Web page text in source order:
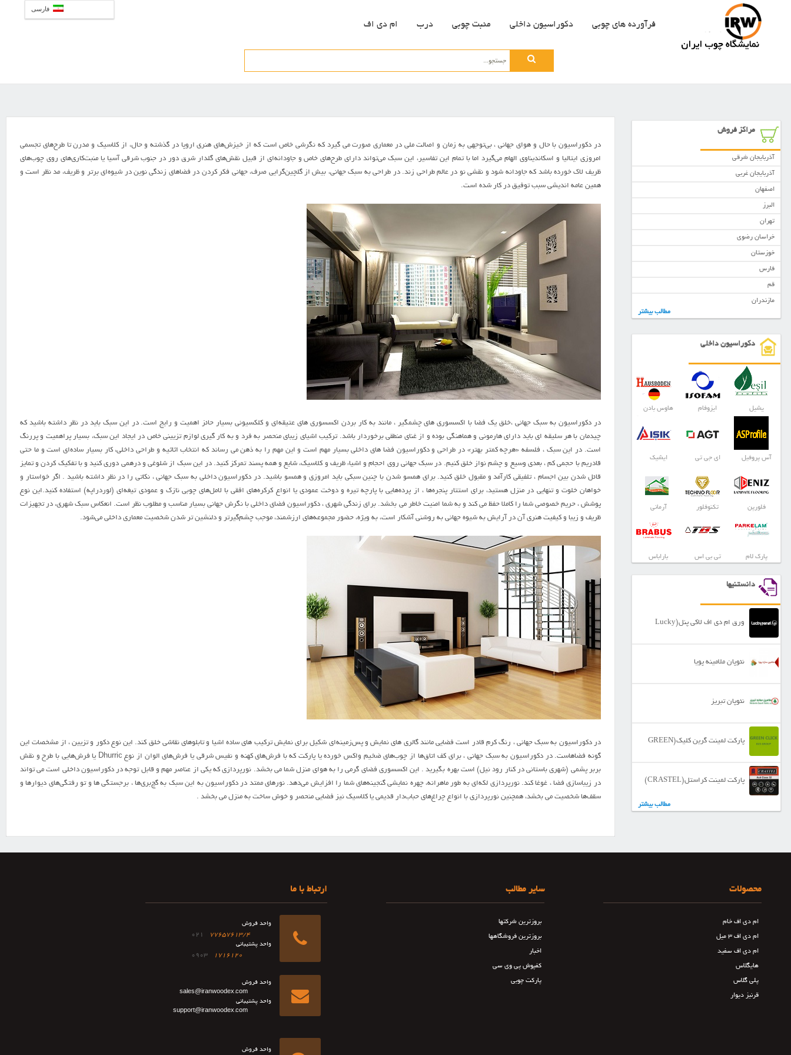
فارسی
فرآورده های چوبی دکوراسیون داخلی منبت چوبی درب ام دی اف
در دکوراسیون با حال و هوای جهانی ، بی‌توجهی به زمان و اصالت ملی در معماری صورت می گیرد که نگرشی خاص است که از خیزش‌های هنری اروپا در گذشته و حال، از کلاسیک و مدرن تا طرح‌های تجسمی
امروزی ایتالیا و اسکاندیناوی الهام می‌گیرد اما با تمام این تفاسیر، این سبک می‌تواند دارای طرح‌های خاص و جاودانه‌ای از قبیل نقش‌های گلدار شرق دور در جنوب شرقی آسیا یا منبت‌کاری‌های روی چوب‌های
ظریف لاک خورده باشد که جاودانه شود و نقشی نو در عالم طراحی زند. در طراحی به سبک جهانی، بیش از گلچین‌گرایی صرف، جهانی فکر کردن در فضاهای زندگی نوین در شیوه‌ای برتر و ظریف، مد نظر است و
همین عامه اندیشی سبب توفیق در کار شده است.
در دکوراسیون به سبک جهانی ،خلق یک فضا با اکسسوری های چشمگیر ، مانند به کار بردن اکسسوری های عتیقه‌ای و کلکسیونی بسیار حائز اهمیت و رایج است. در این سبک باید در نظر داشته باشید که
چیدمان با هر سلیقه ای باید دارای هارمونی و هماهنگی بوده و از غنای منطقی برخوردار باشد. ترکیب اشیای زیبای منحصر به فرد و به کار گیری لوازم تزیینی خاص در ایجاد این سبک، بسیار پراهمیت و پررنگ
است. در این سبک ، فلسفه «هرچه کمتر بهتر» در طراحی و دکوراسیون فضا های داخلی بسیار مهم است و این مهم را به ذهن می رساند که انتخاب اثاثیه و طراحی داخلی، کار بسیار ساده‌ای است و ما حتی
قادریم با حجمی کم ، بعدی وسیع و چشم نواز خلق کنیم. در سبک جهانی روی احجام و اشیاء ظریف و کلاسیک، شایع و همه پسند تمرکز کنید. در این سبک از شلوغی و درهمی دوری کنید و با تفکیک کردن و تمایز
قائل شدن بین اجسام ، تلفیقی کارآمد و مقبول خلق کنید. برای همسو شدن با چنین سبکی باید امروزی و همسو باشید. در دکوراسیون داخلی به سبک جهانی ، نکاتی را در نظر داشته باشید . اگر خواستار و
خواهان خلوت و تنهایی در منزل هستید، برای استتار پنجره‌ها ، از پرده‌هایی با پارچه تیره و دوخت عمودی یا انواع کرکره‌های افقی با لامل‌های چوبی نازک و عمودی تیغه‌ای (لوردراپه) استفاده کنید.این نوع
پوشش ، حریم خصوصی شما را کاملا حفظ می کند و به شما امنیت خاطر می بخشد. برای زندگی شهری ، دکوراسیون فضای داخلی با نگرش جهانی بسیار مناسب و مطلوب نظر است. انعکاس سبک شهری، در تجهیزات
ظریف و زیبا و کیفیت هنری آن در آرایش به شیوه جهانی به روشنی آشکار است، به ویژه، حضور مجموعه‌های ارزشمند، موجب چشم‌گیرتر و دلنشین تر شدن شخصیت معماری داخلی می‌شود.
در دکوراسیون به سبک جهانی ، رنگ کرم قادر است فضایی مانند گالری های نمایش و پس‌زمینه‌ای شکیل برای نمایش ترکیب های ساده اشیا و تابلوهای نقاشی خلق کند. این نوع دکور و تزیین ، از مشخصات این
گونه فضاهاست. در دکوراسیون به سبک جهانی ، برای کف اتاق‌ها از چوب‌های ضخیم واکس خورده یا پارکت که با فرش‌های کهنه و نفیس شرقی یا فرش‌های الوان از نوع Dhurric یا فرش‌هایی با طرح و نقش
بربر پشمی (شهری باستانی در کنار رود نیل) است بهره بگیرید . این اکسسوری فضای گرمی را به هوای منزل شما می بخشد. نورپردازی که یکی از عناصر مهم و قابل توجه در دکوراسیون داخلی است می تواند
در زیباسازی فضا ، غوغا کند. نورپردازی لکه‌ای به طور ماهرانه، چهره نمایشی گنجینه‌های شما را افزایش می‌دهد. نورهای ممتد در دکوراسیون به این سبک به گچ‌بری‌ها ، برجستگی ها و تو رفتگی‌های دیوارها و
سقف‌ها شخصیت می بخشد، همچنین نورپردازی با انواع چراغ‌های حباب‌دار قدیمی یا کلاسیک نیز فضایی منحصر و خوش ساخت به منزل می بخشد .
مراکز فروش
آذربایجان شرقی
آذربایجان غربی
اصفهان
البرز
تهران
خراسان رضوی
خوزستان
فارس
قم
مازندران
مطالب بیشتر
دکوراسیون داخلی
یشیل ایزوفام هاوس بادن
آس پروفیل ای جی تی ایشیک
فلورپن تکنوفلور آرمانی
پارک لام تی بی اس باراباس
دانستنیها
ورق ام دی اف لاکی پنل(Lucky
نئوپان ملامینه پویا
نئوپان تبریز
پارکت لمینت گرین کلیک(GREEN
CLICK)
پارکت لمینت کراستل(CRASTEL)
مطالب بیشتر
محصولات
ام دی اف خام
ام دی اف ۳ میل
ام دی اف سفید
هایگلاس
پلی گلاس
قرنیز دیوار
سایر مطالب
بروزترین شرکتها
بروزترین فروشگاهها
اخبار
کفپوش پی وی سی
پارکت چوبی
ارتباط با ما
واحد فروش
021 77657613/4
واحد پشتیبانی
1716120
0903
واحد فروش
sales@iranwoodex.com
واحد پشتیبانی
support@iranwoodex.com
واحد فروش